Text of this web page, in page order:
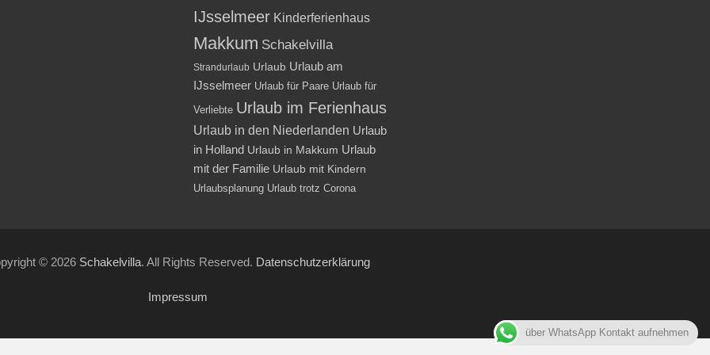
IJsselmeer Kinderferienhaus
Makkum Schakelvilla
Strandurlaub Urlaub Urlaub am
IJsselmeer Urlaub für Paare Urlaub für
Verliebte Urlaub im Ferienhaus
Urlaub in den Niederlanden Urlaub
in Holland Urlaub in Makkum Urlaub
mit der Familie Urlaub mit Kindern
Urlaubsplanung Urlaub trotz Corona
© 2026 Schakelvilla. All Rights Reserved. Datenschutzerklärung
Impressum
über WhatsApp Kontakt aufnehmen